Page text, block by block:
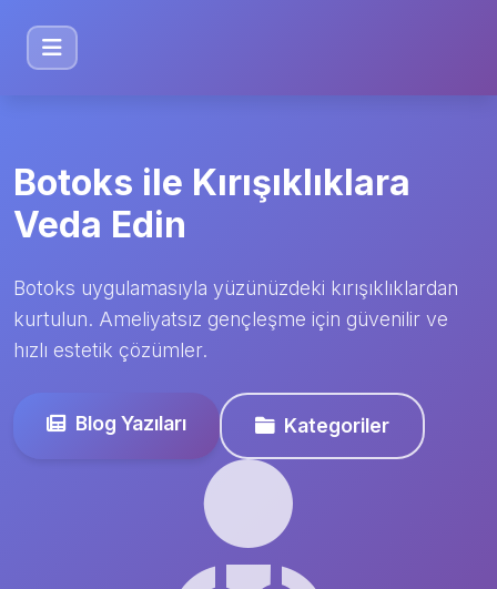
Botoks ile Kırışıklıklara
Veda Edin
Botoks uygulamasıyla yüzünüzdeki kırışıklıklardan
kurtulun. Ameliyatsız gençleşme için güvenilir ve
hızlı estetik çözümler.
Blog Yazıları Kategoriler